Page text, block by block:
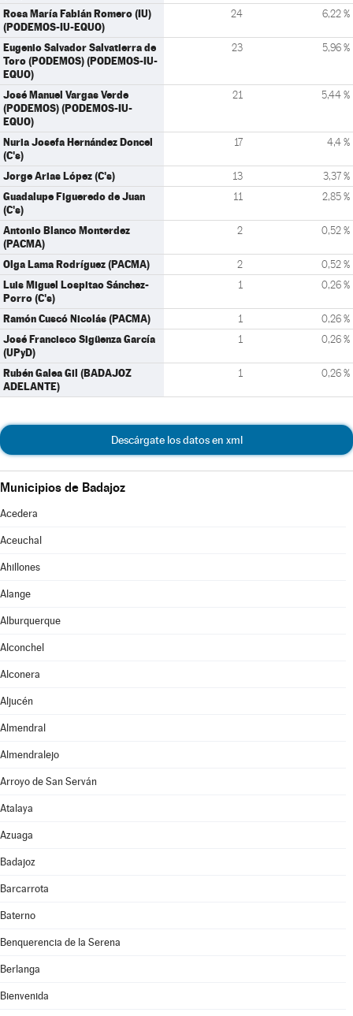
Rosa María Fabián Romero (IU)
(PODEMOS-IU-EQUO)
24 6,22 %
Eugenio Salvador Salvatierra de
Toro (PODEMOS) (PODEMOS-IU-
EQUO)
23 5,96 %
José Manuel Vargas Verde
(PODEMOS) (PODEMOS-IU-
EQUO)
21 5,44 %
Nuria Josefa Hernández Doncel
(C's)
17 4,4 %
Jorge Arias López (C's) 13 3,37 %
Guadalupe Figueredo de Juan
(C's)
11 2,85 %
Antonio Blanco Monterdez
(PACMA)
2 0,52 %
Olga Lama Rodríguez (PACMA) 2 0,52 %
Luis Miguel Lospitao Sánchez-
Porro (C's)
1 0,26 %
Ramón Cuscó Nicolás (PACMA) 1 0,26 %
José Francisco Sigüenza García
(UPyD)
1 0,26 %
Rubén Galea Gil (BADAJOZ
ADELANTE)
1 0,26 %
Descárgate los datos en xml
Municipios de Badajoz
Acedera
Aceuchal
Ahillones
Alange
Alburquerque
Alconchel
Alconera
Aljucén
Almendral
Almendralejo
Arroyo de San Serván
Atalaya
Azuaga
Badajoz
Barcarrota
Baterno
Benquerencia de la Serena
Berlanga
Bienvenida